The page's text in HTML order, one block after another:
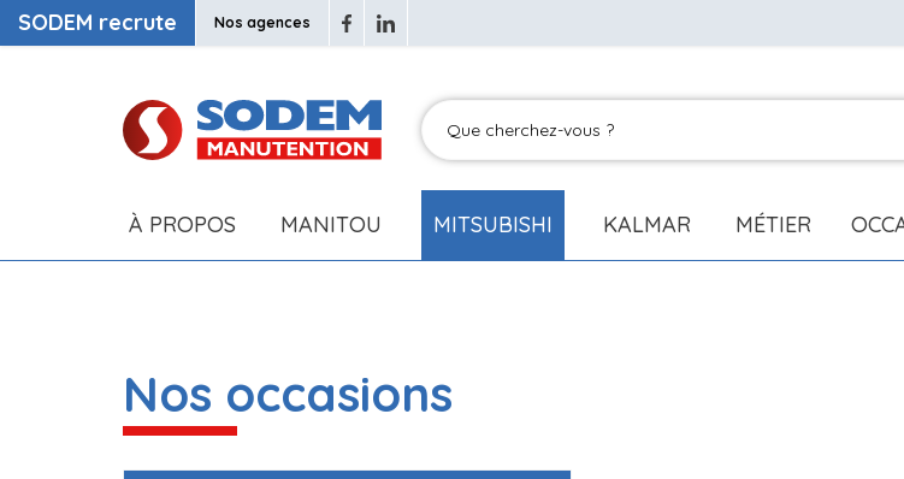
SODEM recrute Nos agences
À PROPOS MANITOU MITSUBISHI KALMAR MÉTIER
Nos occasions